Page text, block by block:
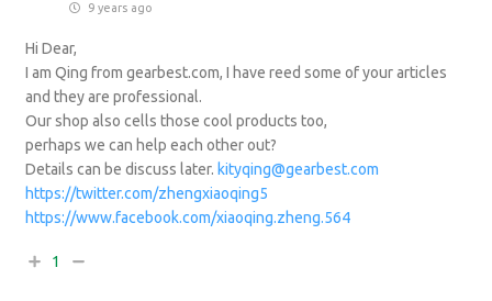
9 years ago
Hi Dear,
I am Qing from gearbest.com, I have reed some of your articles
and they are professional.
Our shop also cells those cool products too,
perhaps we can help each other out?
Details can be discuss later. kityqing@gearbest.com
https://twitter.com/zhengxiaoqing5
https://www.facebook.com/xiaoqing.zheng.564
1